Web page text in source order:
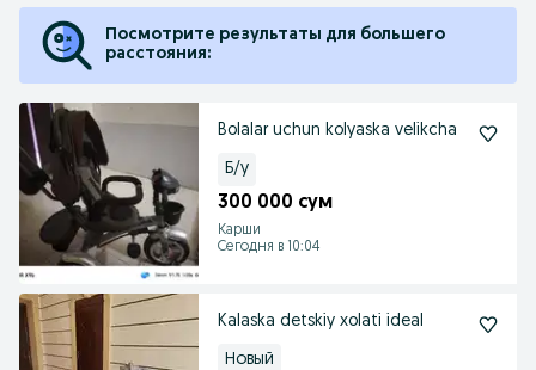
Посмотрите результаты для большего
расстояния:
Bolalar uchun kolyaska velikcha
Б/у
300 000 сум
Карши
Сегодня в 10:04
Kalaska detskiy xolati ideal
Новый